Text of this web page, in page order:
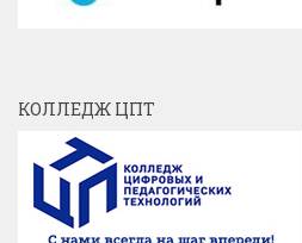
КОЛЛЕДЖ ЦПТ